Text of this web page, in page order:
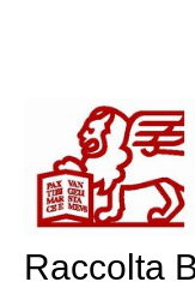
Raccolta